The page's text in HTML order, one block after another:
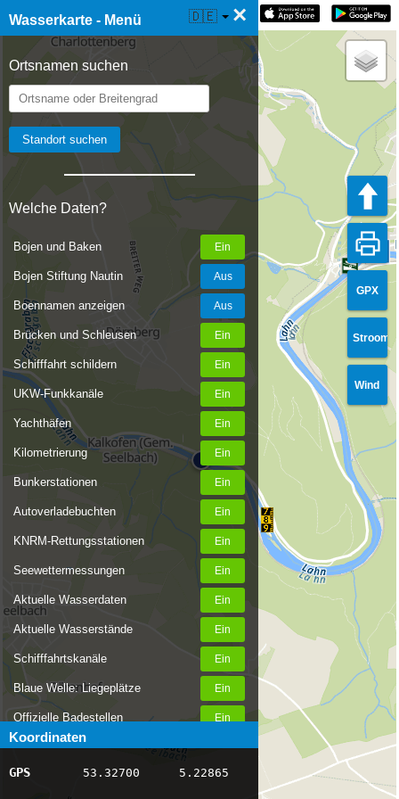
Wasserkarte - Menü ×
Ortsnamen suchen
Welche Daten?
Bojen und Baken
Bojen Stiftung Nautin
Boennamen anzeigen
Brücken und Schleusen
Schifffahrt schildern
UKW-Funkkanäle
Yachthäfen
Kilometrierung
Bunkerstationen
Autoverladebuchten
KNRM-Rettungsstationen
Seewettermessungen
Aktuelle Wasserdaten
Aktuelle Wasserstände
Schifffahrtskanäle
Blaue Welle: Liegeplätze
Offizielle Badestellen
Nachrichten Binnenschifffahrt
AIS-Schiffspositionen
Koordinaten
GPS 53.32700 5.22865
☰ Wasserkarte Live 🇩🇪
GPX
Stroom
Wind